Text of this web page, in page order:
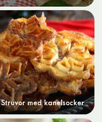
Struvor med kanelsocker